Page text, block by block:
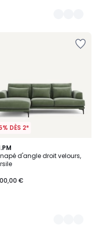
DÈS 2*
d'angle droit velours,
€